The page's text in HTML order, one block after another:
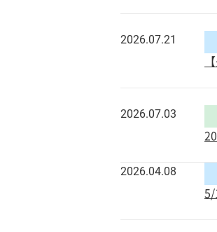
2026.07.21
2026.07.03
2026.04.08
5/